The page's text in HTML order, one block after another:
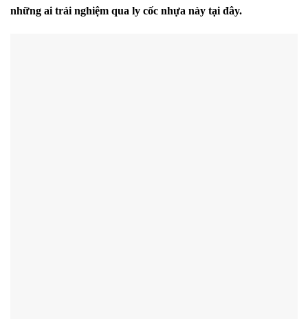
những ai trải nghiệm qua ly cốc nhựa này tại đây.